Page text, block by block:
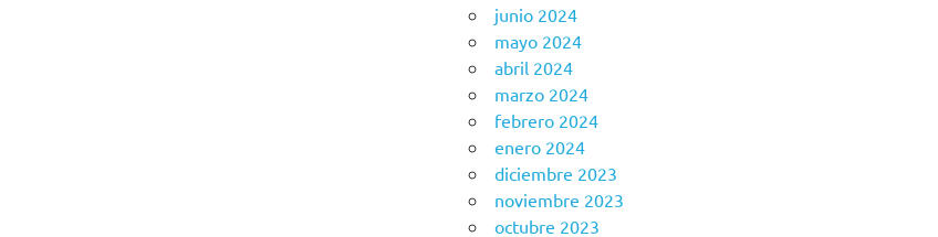
junio 2024
mayo 2024
abril 2024
marzo 2024
febrero 2024
enero 2024
diciembre 2023
noviembre 2023
octubre 2023